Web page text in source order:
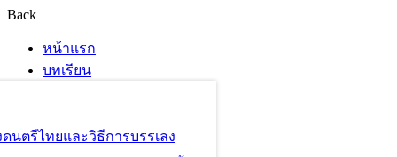
Back
หน้าแรก
บทเรียน
ดนตรีไทยและวิธีการบรรเลง